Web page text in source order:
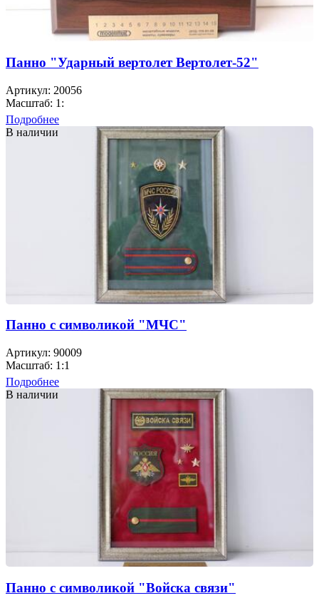
Панно "Ударный вертолет Вертолет-52"
Артикул: 20056
Масштаб: 1:
Подробнее
В наличии
Панно с символикой "МЧС"
Артикул: 90009
Масштаб: 1:1
Подробнее
В наличии
Панно с символикой "Войска связи"